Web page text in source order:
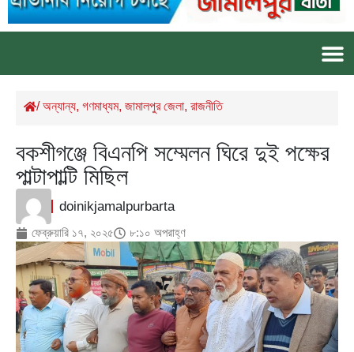
/অন্যান্য, গণমাধ্যম, জামালপুর জেলা, রাজনীতি
বকশীগঞ্জে বিএনপি সম্মেলন ঘিরে দুই পক্ষের
পাল্টাপাল্টি মিছিল
doinikjamalpurbarta
ফেব্রুয়ারি ১৭, ২০২৫ ৮:১০ অপরাহ্ণ